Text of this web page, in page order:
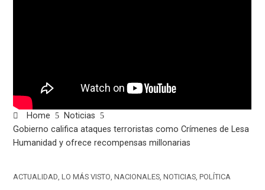
Home
Noticias
Gobierno califica ataques terroristas como Crímenes de Lesa
Humanidad y ofrece recompensas millonarias
ACTUALIDAD,LO MÁS VISTO,NACIONALES,NOTICIAS,POLÍTICA